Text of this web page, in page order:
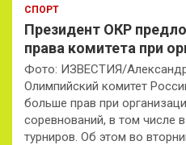
СПОРТ
Президент ОКР
права комитета при
Фото: ИЗВЕСТИЯ/Александр
Олимпийский комитет
больше прав при
соревнований, в том числе
турниров. Об этом во